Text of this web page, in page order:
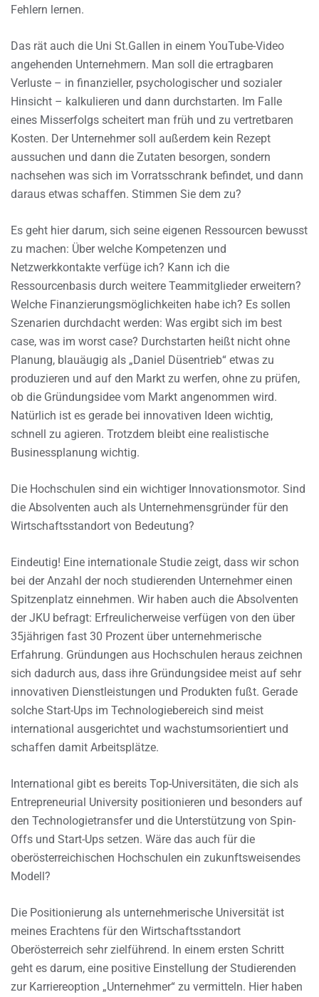
Fehlern lernen.
Das rät auch die Uni St.Gallen in einem YouTube-Video
angehenden Unternehmern. Man soll die ertragbaren
Verluste – in finanzieller, psychologischer und sozialer
Hinsicht – kalkulieren und dann durchstarten. Im Falle
eines Misserfolgs scheitert man früh und zu vertretbaren
Kosten. Der Unternehmer soll außerdem kein Rezept
aussuchen und dann die Zutaten besorgen, sondern
nachsehen was sich im Vorratsschrank befindet, und dann
daraus etwas schaffen. Stimmen Sie dem zu?
Es geht hier darum, sich seine eigenen Ressourcen bewusst
zu machen: Über welche Kompetenzen und
Netzwerkkontakte verfüge ich? Kann ich die
Ressourcenbasis durch weitere Teammitglieder erweitern?
Welche Finanzierungsmöglichkeiten habe ich? Es sollen
Szenarien durchdacht werden: Was ergibt sich im best
case, was im worst case? Durchstarten heißt nicht ohne
Planung, blauäugig als „Daniel Düsentrieb“ etwas zu
produzieren und auf den Markt zu werfen, ohne zu prüfen,
ob die Gründungsidee vom Markt angenommen wird.
Natürlich ist es gerade bei innovativen Ideen wichtig,
schnell zu agieren. Trotzdem bleibt eine realistische
Businessplanung wichtig.
Die Hochschulen sind ein wichtiger Innovationsmotor. Sind
die Absolventen auch als Unternehmensgründer für den
Wirtschaftsstandort von Bedeutung?
Eindeutig! Eine internationale Studie zeigt, dass wir schon
bei der Anzahl der noch studierenden Unternehmer einen
Spitzenplatz einnehmen. Wir haben auch die Absolventen
der JKU befragt: Erfreulicherweise verfügen von den über
35jährigen fast 30 Prozent über unternehmerische
Erfahrung. Gründungen aus Hochschulen heraus zeichnen
sich dadurch aus, dass ihre Gründungsidee meist auf sehr
innovativen Dienstleistungen und Produkten fußt. Gerade
solche Start-Ups im Technologiebereich sind meist
international ausgerichtet und wachstumsorientiert und
schaffen damit Arbeitsplätze.
International gibt es bereits Top-Universitäten, die sich als
Entrepreneurial University positionieren und besonders auf
den Technologietransfer und die Unterstützung von Spin-
Offs und Start-Ups setzen. Wäre das auch für die
oberösterreichischen Hochschulen ein zukunftsweisendes
Modell?
Die Positionierung als unternehmerische Universität ist
meines Erachtens für den Wirtschaftsstandort
Oberösterreich sehr zielführend. In einem ersten Schritt
geht es darum, eine positive Einstellung der Studierenden
zur Karriereoption „Unternehmer“ zu vermitteln. Hier haben